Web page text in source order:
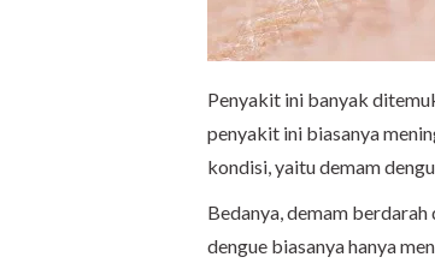
Penyakit ini banyak
penyakit ini biasanya
kondisi, yaitu demam
Bedanya, demam
dengue biasanya hanya